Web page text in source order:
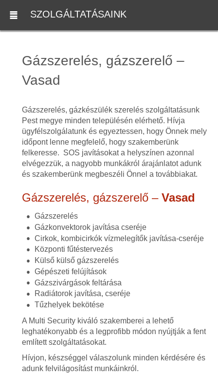
SZOLGÁLTATÁSAINK
Gázszerelés, gázszerelő –
Vasad
Gázszerelés, gázkészülék szerelés szolgáltatásunk
Pest megye minden településén elérhető. Hívja
ügyfélszolgálatunk és egyeztessen, hogy Önnek mely
időpont lenne megfelelő, hogy szakemberünk
felkeresse. SOS javításokat a helyszínen azonnal
elvégezzük, a nagyobb munkákról árajánlatot adunk
és szakemberünk megbeszéli Önnel a továbbiakat.
Gázszerelés, gázszerelő – Vasad
Gázszerelés
Gázkonvektorok javítása cseréje
Cirkok, kombicirkók vízmelegítők javítása-cseréje
Központi fűtéstervezés
Külső külső gázszerelés
Gépészeti felújítások
Gázszivárgások feltárása
Radiátorok javítása, cseréje
Tűzhelyek bekötése
A Multi Security kiváló szakemberei a lehető
leghatékonyabb és a legprofibb módon nyújtják a fent
említett szolgáltatásokat.
Hívjon, készséggel válaszolunk minden kérdésére és
adunk felvilágosítást munkáinkról.